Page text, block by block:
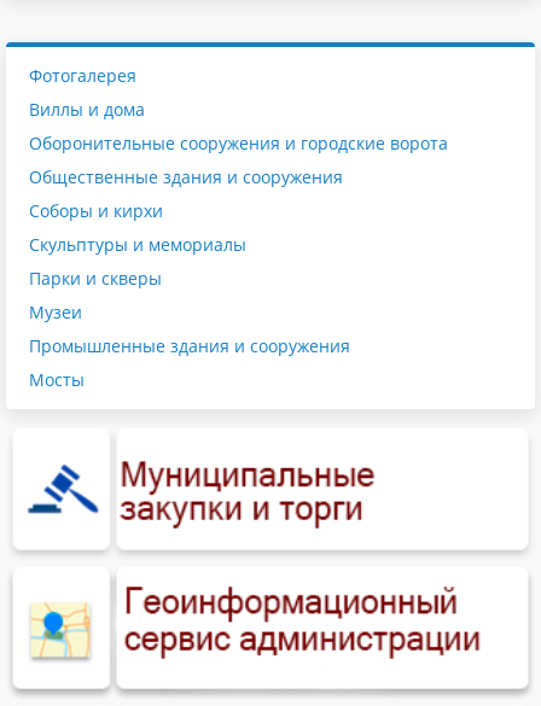
Фотогалерея
Виллы и дома
Оборонительные сооружения и городские ворота
Общественные здания и сооружения
Соборы и кирхи
Скульптуры и мемориалы
Парки и скверы
Музеи
Промышленные здания и сооружения
Мосты